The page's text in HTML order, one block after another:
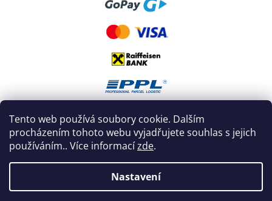
Tento web používá soubory cookie. Dalším
procházením tohoto webu vyjadřujete souhlas s jejich
používáním.. Více informacízde.
Nastavení
Vytvořil Shoptet |Nakódoval eshopGuru